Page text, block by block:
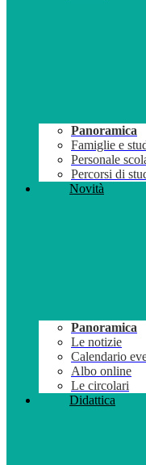
Panoramica
Famiglie e
Personale
Percorsi di
Novità
Panoramica
Le notizie
Calendario
Albo online
Le circolari
Didattica